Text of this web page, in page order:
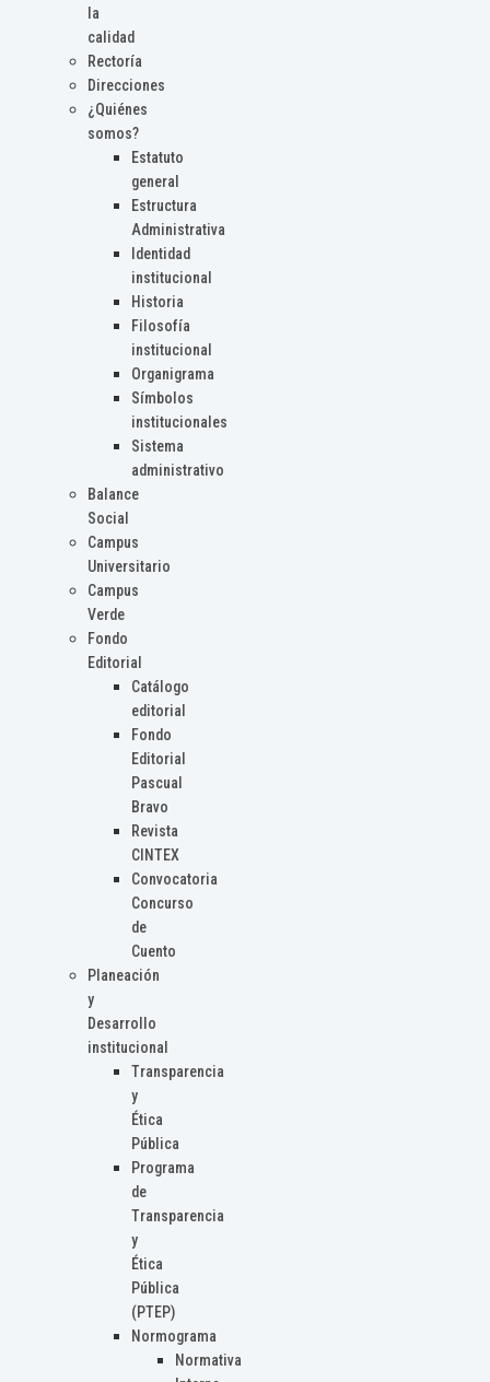
la
calidad
Rectoría
Direcciones
¿Quiénes
somos?
Estatuto
general
Estructura
Administrativa
Identidad
institucional
Historia
Filosofía
institucional
Organigrama
Símbolos
institucionales
Sistema
administrativo
Balance
Social
Campus
Universitario
Campus
Verde
Fondo
Editorial
Catálogo
editorial
Fondo
Editorial
Pascual
Bravo
Revista
CINTEX
Convocatoria
Concurso
de
Cuento
Planeación
y
Desarrollo
institucional
Transparencia
y
Ética
Pública
Programa
de
Transparencia
y
Ética
Pública
(PTEP)
Normograma
Normativa